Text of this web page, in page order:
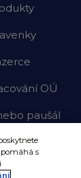
OÚ
paušál
s